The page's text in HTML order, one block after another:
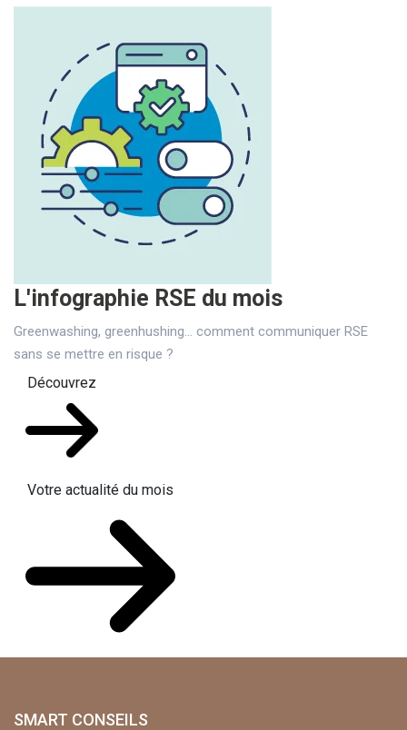
L'infographie RSE du mois
Greenwashing, greenhushing… comment communiquer RSE
sans se mettre en risque ?
Découvrez
Votre actualité du mois
SMART CONSEILS